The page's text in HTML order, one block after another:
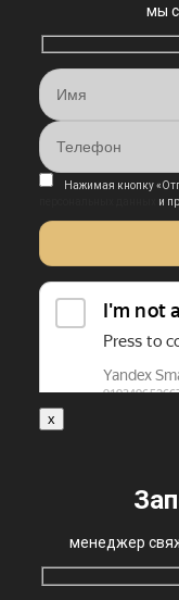
мы
Нажимая кнопку
и
x
менеджер